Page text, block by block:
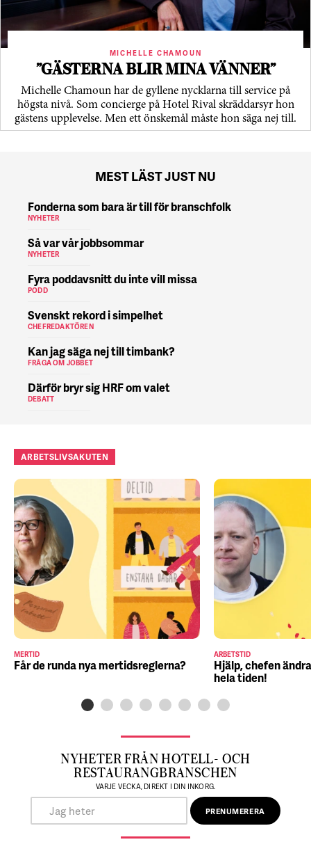
MICHELLE CHAMOUN
”GÄSTERNA BLIR MINA VÄNNER”
Michelle Chamoun har de gyllene nycklarna till service på
högsta nivå. Som concierge på Hotel Rival skräddarsyr hon
gästens upp­levelse. Men ett önskemål måste hon säga nej till.
MEST LÄST JUST NU
Fonderna som bara är till för branschfolk
NYHETER
Så var vår jobbsommar
NYHETER
Fyra poddavsnitt du inte vill missa
PODD
Svenskt rekord i simpelhet
CHEFREDAKTÖREN
Kan jag säga nej till timbank?
FRÅGA OM JOBBET
Därför bryr sig HRF om valet
DEBATT
ARBETSLIVSAKUTEN
MERTID
Får de runda nya mertidsreglerna?
ARBETSTID
Hjälp, chefen
hela tiden!
NYHETER FRÅN HOTELL- OCH
RESTAURANGBRANSCHEN
VARJE VECKA, DIREKT I DIN INKORG.